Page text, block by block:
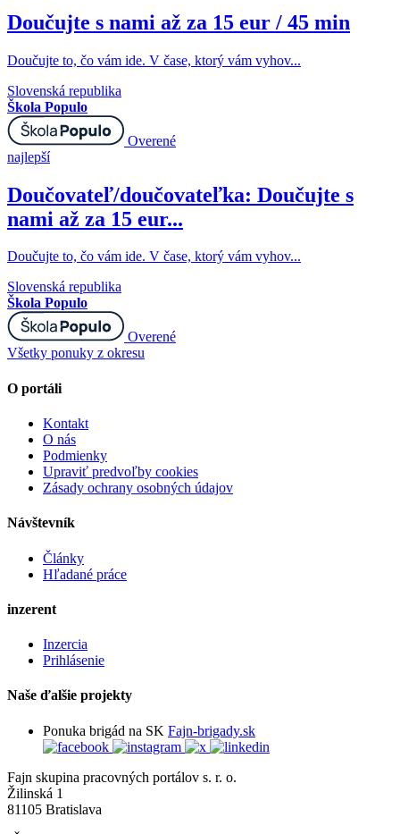
Doučujte s nami až za 15 eur / 45 min
Doučujte to, čo vám ide. V čase, ktorý vám vyhov...
Slovenská republika
Škola Populo
Overené
najlepší
Doučovateľ/doučovateľka: Doučujte s
nami až za 15 eur...
Doučujte to, čo vám ide. V čase, ktorý vám vyhov...
Slovenská republika
Škola Populo
Overené
Všetky ponuky z okresu
O portáli
Kontakt
O nás
Podmienky
Upraviť predvoľby cookies
Zásady ochrany osobných údajov
Návštevník
Články
Hľadané práce
inzerent
Inzercia
Prihlásenie
Naše ďalšie projekty
Ponuka brigád na SK Fajn-brigady.sk
Fajn skupina pracovných portálov s. r. o.
Žilinská 1
81105 Bratislava